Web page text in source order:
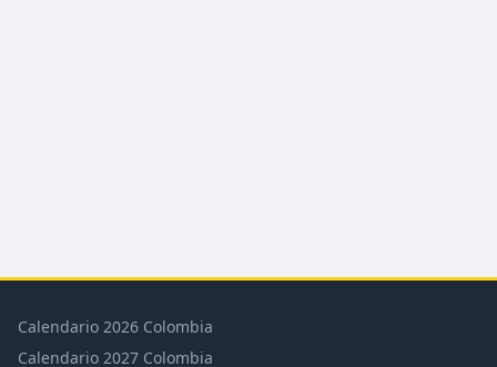
Calendario 2026 Colombia
Calendario 2027 Colombia